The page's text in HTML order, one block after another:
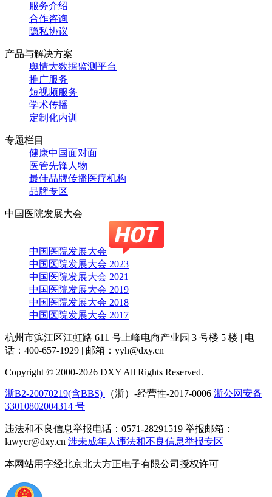
服务介绍
合作咨询
隐私协议
产品与解决方案
舆情大数据监测平台
推广服务
短视频服务
学术传播
定制化内训
专题栏目
健康中国面对面
医管先锋人物
最佳品牌传播医疗机构
品牌专区
中国医院发展大会
中国医院发展大会
中国医院发展大会 2023
中国医院发展大会 2021
中国医院发展大会 2019
中国医院发展大会 2018
中国医院发展大会 2017
杭州市滨江区江虹路 611 号上峰电商产业园 3 号楼 5 楼 | 电
话：400-657-1929 | 邮箱：yyh@dxy.cn
Copyright © 2000-2026 DXY All Rights Reserved.
浙B2-20070219(含BBS) （浙）-经营性-2017-0006 浙公网安备
33010802004314 号
违法和不良信息举报电话：0571-28291519 举报邮箱：
lawyer@dxy.cn 涉未成年人违法和不良信息举报专区
本网站用字经北京北大方正电子有限公司授权许可